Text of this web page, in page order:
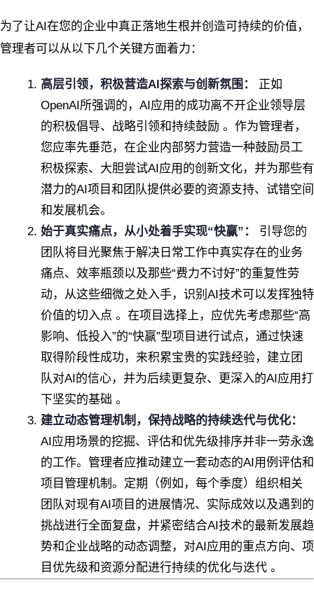
为了让AI在您的企业中真正落地生根并创造可持续的价值，
管理者可以从以下几个关键方面着力：
高层引领，积极营造AI探索与创新氛围：
正如
OpenAI所强调的，AI应用的成功离不开企业领导层
的积极倡导、战略引领和持续鼓励 。作为管理者，
您应率先垂范，在企业内部努力营造一种鼓励员工
积极探索、大胆尝试AI应用的创新文化，并为那些有
潜力的AI项目和团队提供必要的资源支持、试错空间
和发展机会。
始于真实痛点，从小处着手实现“快赢”：
引导您的
团队将目光聚焦于解决日常工作中真实存在的业务
痛点、效率瓶颈以及那些“费力不讨好”的重复性劳
动，从这些细微之处入手，识别AI技术可以发挥独特
价值的切入点 。在项目选择上，应优先考虑那些“高
影响、低投入”的“快赢”型项目进行试点，通过快速
取得阶段性成功，来积累宝贵的实践经验，建立团
队对AI的信心，并为后续更复杂、更深入的AI应用打
下坚实的基础 。
建立动态管理机制，保持战略的持续迭代与优化：
AI应用场景的挖掘、评估和优先级排序并非一劳永逸
的工作。管理者应推动建立一套动态的AI用例评估和
项目管理机制。定期（例如，每个季度）组织相关
团队对现有AI项目的进展情况、实际成效以及遇到的
挑战进行全面复盘，并紧密结合AI技术的最新发展趋
势和企业战略的动态调整，对AI应用的重点方向、项
目优先级和资源分配进行持续的优化与迭代 。